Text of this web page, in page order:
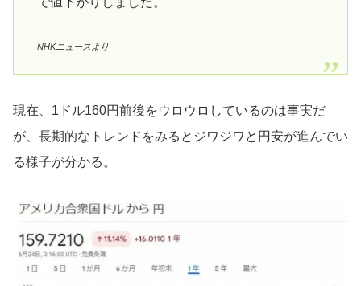
NHKニュースより
現在、1ドル160円前後をウロウロしているのは事実だ
が、長期的なトレンドをみるとジワジワと円安が進んでい
る様子が分かる。